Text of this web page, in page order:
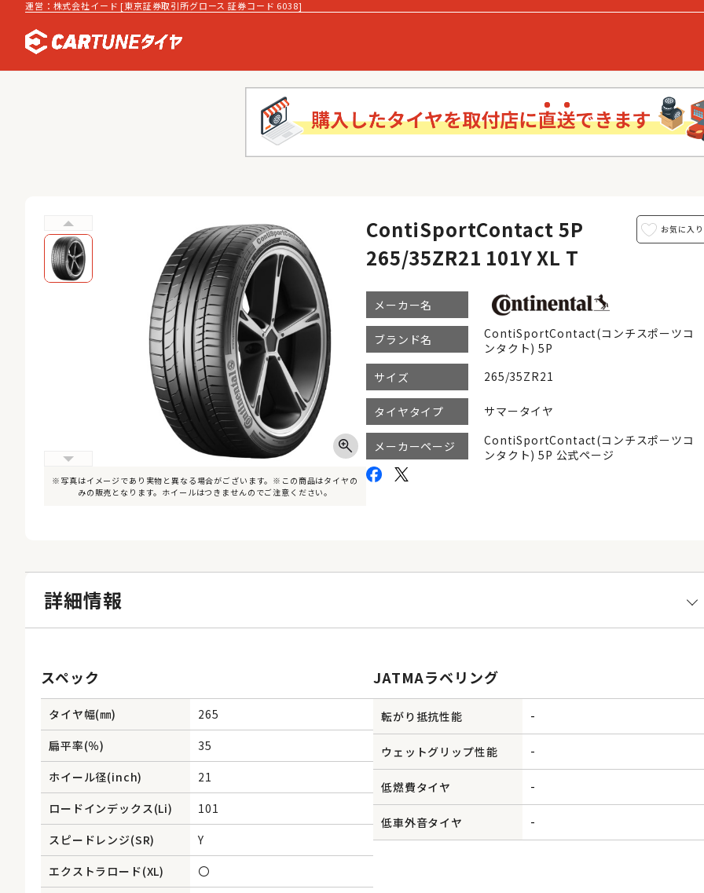
運営：株式会社イード [東京証券取引所グロース 証券コード 6038]
※写真はイメージであり実物と異なる場合がございます。※この商品はタイヤの
みの販売となります。ホイールはつきませんのでご注意ください。
ContiSportContact 5P
265/35ZR21 101Y XL T
メーカー名
ブランド名
ContiSportContact(コンチスポーツコ
ンタクト) 5P
サイズ
265/35ZR21
タイヤタイプ サマータイヤ
メーカーページ
ContiSportContact(コンチスポーツコ
ンタクト) 5P 公式ページ
詳細情報
スペック
タイヤ幅(㎜)
265
扁平率(％)
35
ホイール径(inch)
21
ロードインデックス(Li)
101
スピードレンジ(SR)
Y
エクストラロード(XL)
〇
JATMAラベリング
転がり抵抗性能 -
ウェットグリップ性能 -
低燃費タイヤ -
低車外音タイヤ -